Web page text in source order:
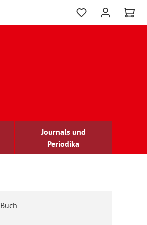
Journals und
Periodika
Buch